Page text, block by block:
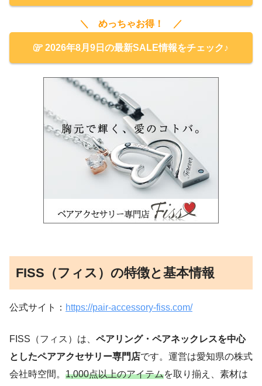
＼ めっちゃお得！ ／
2026年8月9日の最新SALE情報をチェック♪
FISS（フィス）の特徴と基本情報
公式サイト： https://pair-accessory-fiss.com/
FISS（フィス）は、 ペアリング・ペアネックレスを中心
としたペアアクセサリー専門店です。運営は愛知県の株式
会社時空間。 1,000点以上のアイテムを取り揃え、素材は